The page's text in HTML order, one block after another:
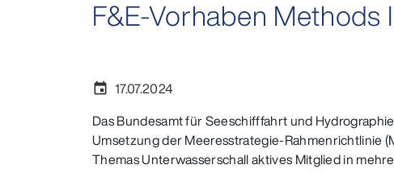
F&E-Vorhaben
event 17.07.2024
Das Bundesamt für Seeschifffahrt und
Umsetzung der Meeresstrategie-Rahmenrichtlinie
Themas Unterwasserschall aktives Mitglied in